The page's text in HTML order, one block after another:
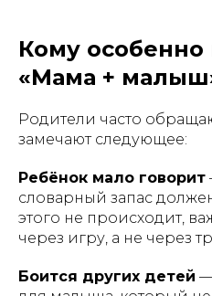
Кому
«Мама +
Родители часто
замечают следующее:
Ребёнок мало говорит
словарный запас
этого не происходит,
через игру, а не через
Боится других детей —